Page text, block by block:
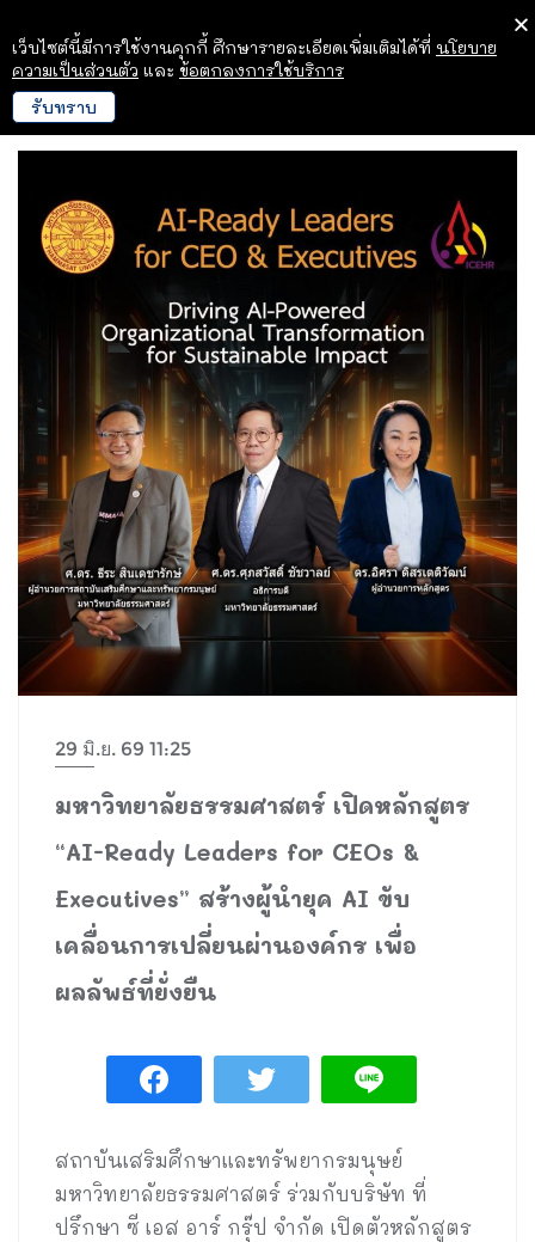
29 มิ.ย. 69 11:25
มหาวิทยาลัยธรรมศาสตร์ เปิดหลักสูตร
“AI-Ready Leaders for CEOs &
Executives” สร้างผู้นำยุค AI ขับ
เคลื่อนการเปลี่ยนผ่านองค์กร เพื่อ
ผลลัพธ์ที่ยั่งยืน
สถาบันเสริมศึกษาและทรัพยากรมนุษย์
มหาวิทยาลัยธรรมศาสตร์ ร่วมกับบริษัท ที่
ปรึกษา ซี เอส อาร์ กรุ๊ป จำกัด เปิดตัวหลักสูตร
เว็บไซต์นี้มีการใช้งานคุกกี้ ศึกษารายละเอียดเพิ่มเติมได้ที่ นโยบาย
ความเป็นส่วนตัว และ ข้อตกลงการใช้บริการ
รับทราบ